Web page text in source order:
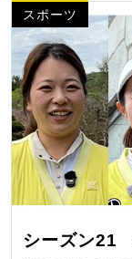
スポーツ
シーズン